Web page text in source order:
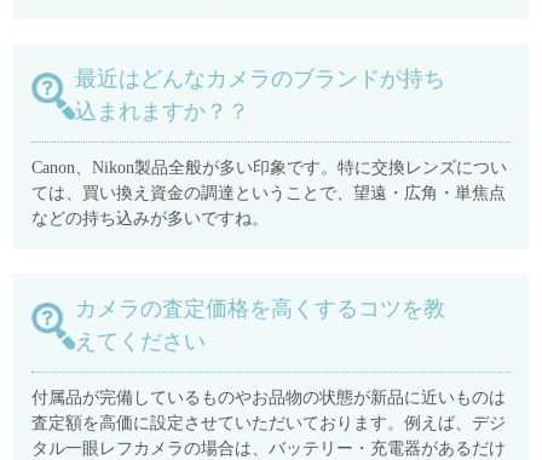
最近はどんなカメラのブランドが持ち
込まれますか？？
Canon、Nikon製品全般が多い印象です。特に交換レンズについ
ては、買い換え資金の調達ということで、望遠・広角・単焦点
などの持ち込みが多いですね。
カメラの査定価格を高くするコツを教
えてください
付属品が完備しているものやお品物の状態が新品に近いものは
査定額を高価に設定させていただいております。例えば、デジ
タル一眼レフカメラの場合は、バッテリー・充電器があるだけ